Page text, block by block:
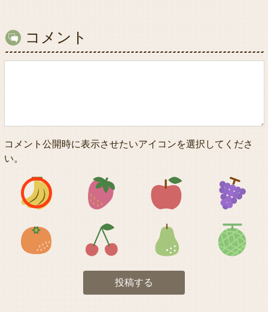
コメント
コメント公開時に表示させたいアイコンを選択してくださ
い。
アイコン1 アイコン2 アイコン3
アイコン5 アイコン6 アイコン7
投稿する